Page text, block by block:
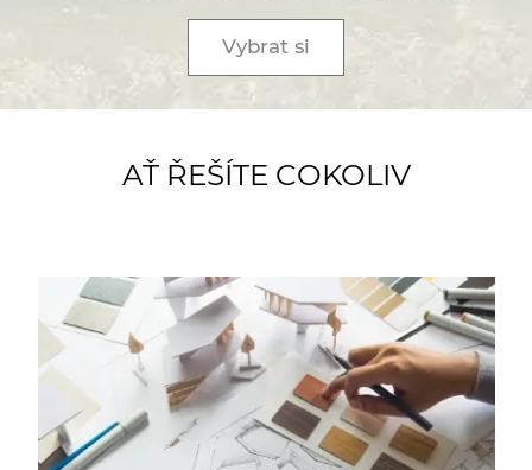
Vybrat si
AŤ ŘEŠÍTE COKOLIV